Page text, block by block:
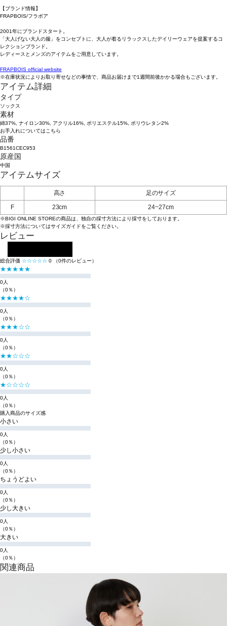
【ブランド情報】
FRAPBOIS/フラボア
2001年にブランドスタート。
「大人げない大人の服」をコンセプトに、大人が着るリラックスしたデイリーウェアを提案するコ
レクションブランド。
レディースとメンズのアイテムをご用意しています。
FRAPBOIS official website
※在庫状況によりお取り寄せなどの事情で、商品お届けまで1週間前後かかる場合もございます。
アイテム詳細
タイプ
ソックス
素材
綿37%, ナイロン30%, アクリル16%, ポリエステル15%, ポリウレタン2%
お手入れについてはこちら
品番
B1561CEC953
原産国
中国
アイテムサイズ
高さ
足のサイズ
F
23cm 24~27cm
※BIGI ONLINE STOREの商品は、独自の採寸方法により採寸をしております。
※採寸方法についてはサイズガイドをご覧ください。
レビュー
総合評価 ☆☆☆☆☆ 0 （0件のレビュー）
★★★★★
0人
（0％）
★★★★☆
0人
（0％）
★★★☆☆
0人
（0％）
★★☆☆☆
0人
（0％）
★☆☆☆☆
0人
（0％）
購入商品のサイズ感
小さい
0人
（0％）
少し小さい
0人
（0％）
ちょうどよい
0人
（0％）
少し大きい
0人
（0％）
大きい
0人
（0％）
関連商品